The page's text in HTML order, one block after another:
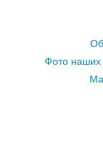
Фото наших